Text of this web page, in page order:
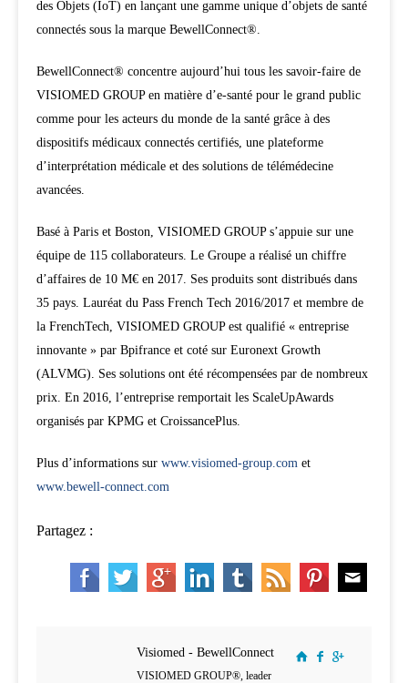
des Objets (IoT) en lançant une gamme unique d’objets de santé
connectés sous la marque BewellConnect®.
BewellConnect® concentre aujourd’hui tous les savoir-faire de
VISIOMED GROUP en matière d’e-santé pour le grand public
comme pour les acteurs du monde de la santé grâce à des
dispositifs médicaux connectés certifiés, une plateforme
d’interprétation médicale et des solutions de télémédecine
avancées.
Basé à Paris et Boston, VISIOMED GROUP s’appuie sur une
équipe de 115 collaborateurs. Le Groupe a réalisé un chiffre
d’affaires de 10 M€ en 2017. Ses produits sont distribués dans
35 pays. Lauréat du Pass French Tech 2016/2017 et membre de
la FrenchTech, VISIOMED GROUP est qualifié « entreprise
innovante » par Bpifrance et coté sur Euronext Growth
(ALVMG). Ses solutions ont été récompensées par de nombreux
prix. En 2016, l’entreprise remportait les ScaleUpAwards
organisés par KPMG et CroissancePlus.
Plus d’informations sur www.visiomed-group.com et
www.bewell-connect.com
Partagez :
Visiomed - BewellConnect
VISIOMED GROUP®, leader